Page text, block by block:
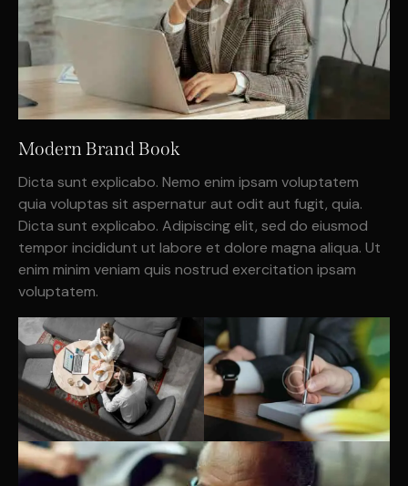
Modern Brand Book
Dicta sunt explicabo. Nemo enim ipsam voluptatem
quia voluptas sit aspernatur aut odit aut fugit, quia.
Dicta sunt explicabo. Adipiscing elit, sed do eiusmod
tempor incididunt ut labore et dolore magna aliqua. Ut
enim minim veniam quis nostrud exercitation ipsam
voluptatem.